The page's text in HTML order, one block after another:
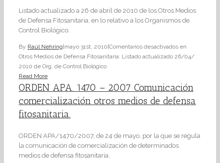
Listado actualizado a 26 de abril de 2010 de los Otros Medios
de Defensa Fitosanitaria, en lo relativo a los Organismos de
Control Biológico.
By Raúl Nehring|mayo 31st, 2010|Comentarios desactivados en
Otros Medios de Defensa Fitosanitaria: Listado actualizado 26/04/
2010 de Org. de Control Biológico
Read More
ORDEN APA. 1470 – 2007 Comunicación
comercialización otros medios de defensa
fitosanitaria.
ORDEN APA/1470/2007, de 24 de mayo, por la que se regula
la comunicación de comercialización de determinados
medios de defensa fitosanitaria.